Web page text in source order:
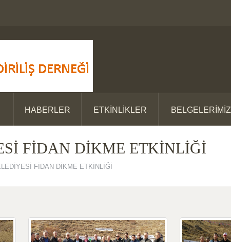
HABERLER ETKİNLİKLER BELGELERİMİZ
FİDAN DİKME ETKİNLİĞİ
FİDAN DİKME ETKİNLİĞİ